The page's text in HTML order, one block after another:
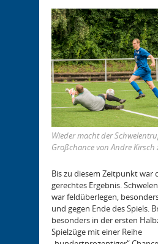
Wieder macht der
Großchance von Andre Kirsch
Bis zu diesem Zeitpunkt war
gerechtes Ergebnis.
war feldüberlegen,
und gegen Ende des Spiels.
besonders in der ersten
Spielzüge mit einer Reihe